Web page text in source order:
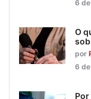
6
O
por
6